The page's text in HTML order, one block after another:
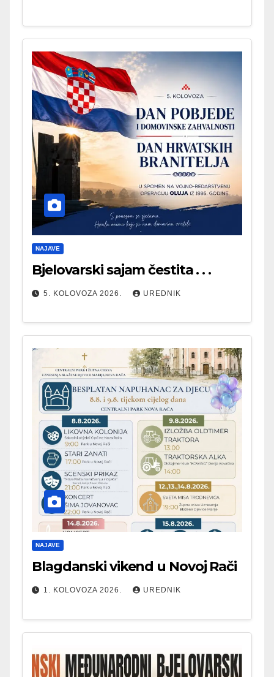
NAJAVE
Bjelovarski sajam čestita . . .
5. KOLOVOZA 2026. UREDNIK
NAJAVE
Blagdanski vikend u Novoj Rači
1. KOLOVOZA 2026. UREDNIK